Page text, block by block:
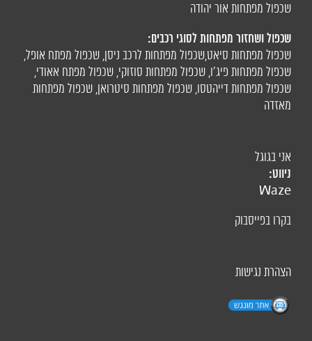
שכפול מפתחות אור יהודה
שכפול ושחזור מפתחות לסוגי רכבים:
שכפול מפתחות סיאט,שכפול מפתחות לרכב ניסן , שכפול מפתח אופל,
שכפול מפתחות פיג'ו, שכפול מפתחות סוזוקי, שכפול מפתח אאודי,
שכפול מפתחות דייהטסו, שכפול מפתחות סיטרואן , שכפול מפתחות
מאזדה
אני בגוגל
ניווט:
Waze
בקרו בפייסבוק
הצהרת נגישות